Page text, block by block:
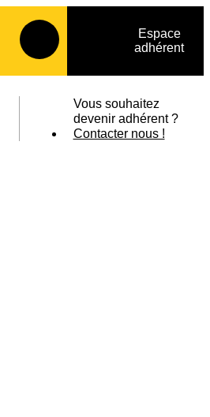
Espace
adhérent
Vous souhaitez
devenir adhérent ?
Contacter nous !